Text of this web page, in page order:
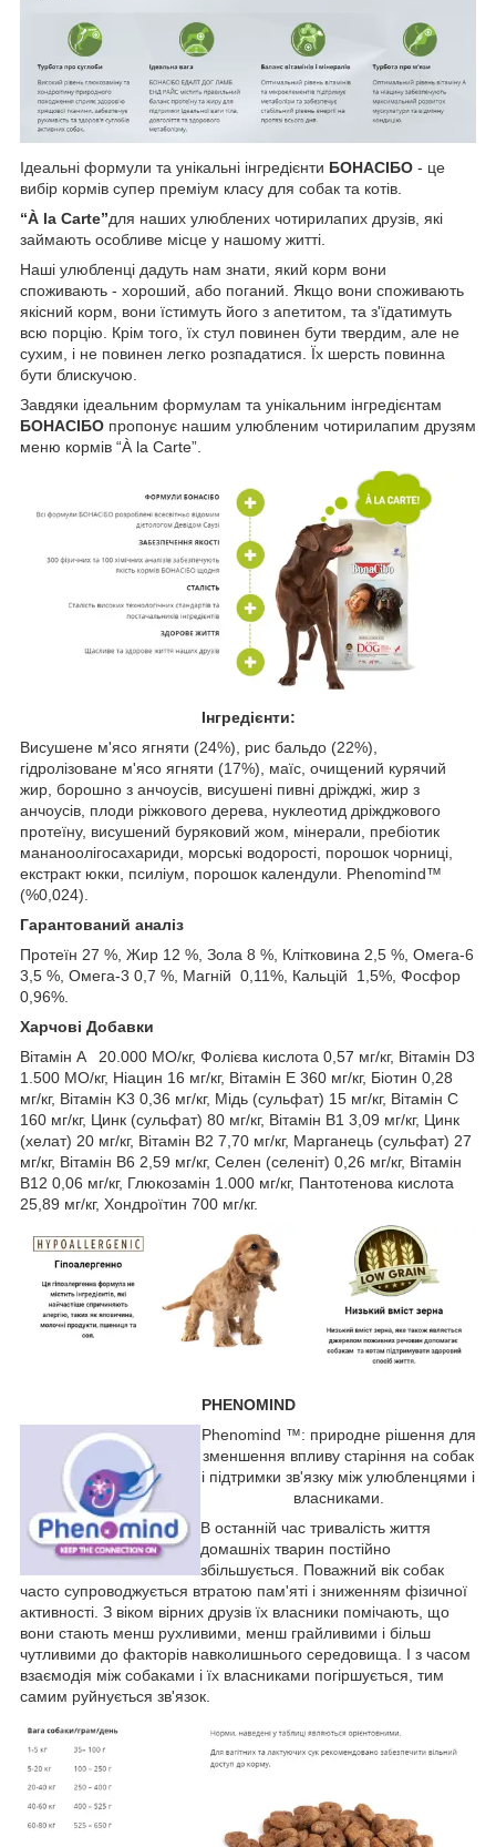
Ідеальні формули та унікальні інгредієнти БОНАСІБО - це
вибір кормів супер преміум класу для собак та котів.
“À la Carte”для наших улюблених чотирилапих друзів, які
займають особливе місце у нашому житті.
Наші улюбленці дадуть нам знати, який корм вони
споживають - хороший, або поганий. Якщо вони споживають
якісний корм, вони їстимуть його з апетитом, та з'їдатимуть
всю порцію. Крім того, їх стул повинен бути твердим, але не
сухим, і не повинен легко розпадатися. Їх шерсть повинна
бути блискучою.
Завдяки ідеальним формулам та унікальним інгредієнтам
БОНАСІБО пропонує нашим улюбленим чотирилапим друзям
меню кормів “À la Carte”.
Інгредієнти:
Висушене м'ясо ягняти (24%), рис бальдо (22%),
гідролізоване м'ясо ягняти (17%), маїс, очищений курячий
жир, борошно з анчоусів, висушені пивні дріжджі, жир з
анчоусів, плоди ріжкового дерева, нуклеотид дріжджового
протеїну, висушений буряковий жом, мінерали, пребіотик
мананоолігосахариди, морські водорості, порошок чорниці,
екстракт юкки, псиліум, порошок календули. Phenomind™
(%0,024).
Гарантований аналіз
Протеїн 27 %, Жир 12 %, Зола 8 %, Клітковина 2,5 %, Омега-6
3,5 %, Омега-3 0,7 %, Магній 0,11%, Кальцій 1,5%, Фосфор
0,96%.
Харчові Добавки
Вітамін A 20.000 МО/кг, Фолієва кислота 0,57 мг/кг, Вітамін D3
1.500 МО/кг, Ніацин 16 мг/кг, Вітамін E 360 мг/кг, Біотин 0,28
мг/кг, Вітамін K3 0,36 мг/кг, Мідь (сульфат) 15 мг/кг, Вітамін C
160 мг/кг, Цинк (сульфат) 80 мг/кг, Вітамін B1 3,09 мг/кг, Цинк
(хелат) 20 мг/кг, Вітамін B2 7,70 мг/кг, Марганець (сульфат) 27
мг/кг, Вітамін B6 2,59 мг/кг, Селен (селеніт) 0,26 мг/кг, Вітамін
B12 0,06 мг/кг, Глюкозамін 1.000 мг/кг, Пантотенова кислота
25,89 мг/кг, Хондроїтин 700 мг/кг.
PHENOMIND
Phenomind ™: природне рішення для
зменшення впливу старіння на собак
і підтримки зв'язку між улюбленцями і
власниками.
В останній час тривалість життя
домашніх тварин постійно
збільшується. Поважний вік собак
часто супроводжується втратою пам'яті і зниженням фізичної
активності. З віком вірних друзів їх власники помічають, що
вони стають менш рухливими, менш грайливими і більш
чутливими до факторів навколишнього середовища. І з часом
взаємодія між собаками і їх власниками погіршується, тим
самим руйнується зв'язок.